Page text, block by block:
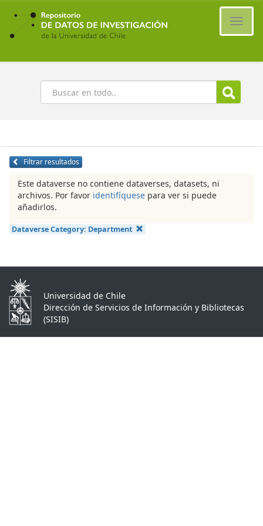
Ir
contenido
principal
Buscar
Filtrar resultados
Este dataverse no contiene dataverses, datasets, ni
archivos. Por favor identifíquese para ver si puede
añadirlos.
Dataverse Category: Department
Universidad de Chile
Dirección de Servicios de Información y Bibliotecas
(SISIB)